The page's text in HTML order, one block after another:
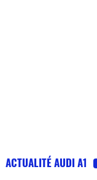
ACTUALITÉ AUDI A1